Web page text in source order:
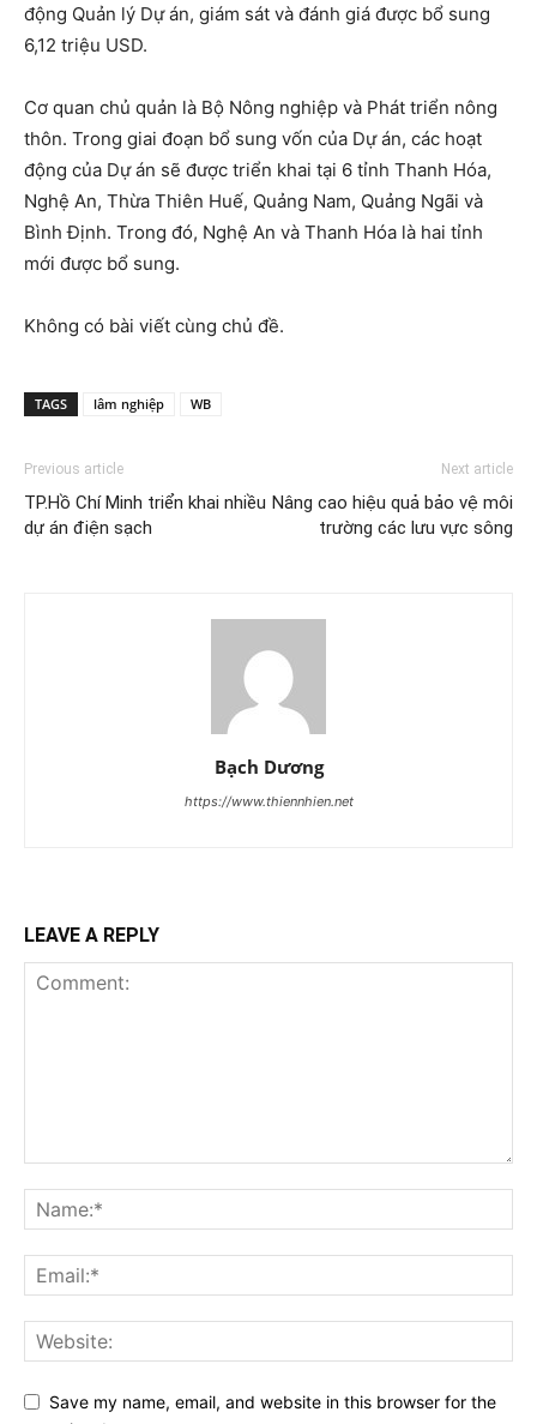
động Quản lý Dự án, giám sát và đánh giá được bổ sung
6,12 triệu USD.
Cơ quan chủ quản là Bộ Nông nghiệp và Phát triển nông
thôn. Trong giai đoạn bổ sung vốn của Dự án, các hoạt
động của Dự án sẽ được triển khai tại 6 tỉnh Thanh Hóa,
Nghệ An, Thừa Thiên Huế, Quảng Nam, Quảng Ngãi và
Bình Định. Trong đó, Nghệ An và Thanh Hóa là hai tỉnh
mới được bổ sung.
Không có bài viết cùng chủ đề.
TAGS lâm nghiệp WB
Previous article
TP.Hồ Chí Minh triển khai nhiều
dự án điện sạch
Next article
Nâng cao hiệu quả bảo vệ môi
trường các lưu vực sông
Bạch Dương
https://www.thiennhien.net
LEAVE A REPLY
Save my name, email, and website in this browser for the